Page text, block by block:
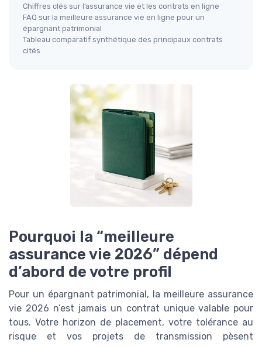
Chiffres clés sur l’assurance vie et les contrats en ligne
FAQ sur la meilleure assurance vie en ligne pour un
épargnant patrimonial
Tableau comparatif synthétique des principaux contrats
cités
Pourquoi la “meilleure
assurance vie 2026” dépend
d’abord de votre profil
Pour un épargnant patrimonial, la meilleure assurance
vie 2026 n’est jamais un contrat unique valable pour
tous. Votre horizon de placement, votre tolérance au
risque et vos projets de transmission pèsent